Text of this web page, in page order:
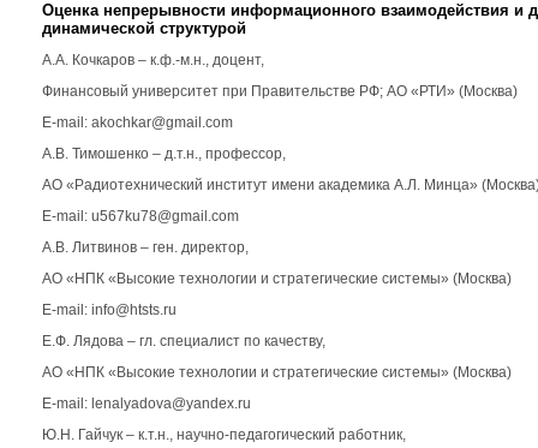
Оценка непрерывности информационного взаимодействия и
динамической структурой
А.А. Кочкаров – к.ф.-м.н., доцент,
Финансовый университет при Правительстве РФ; АО «РТИ» (Москва)
E-mail: akochkar@gmail.com
А.В. Тимошенко – д.т.н., профессор,
АО «Радиотехнический институт имени академика А.Л. Минца»
E-mail: u567ku78@gmail.com
А.В. Литвинов – ген. директор,
АО «НПК «Высокие технологии и стратегические системы» (Москва)
E-mail: info@htsts.ru
Е.Ф. Лядова – гл. специалист по качеству,
АО «НПК «Высокие технологии и стратегические системы» (Москва)
E-mail: lenalyadova@yandex.ru
Ю.Н. Гайчук – к.т.н., научно-педагогический работник,